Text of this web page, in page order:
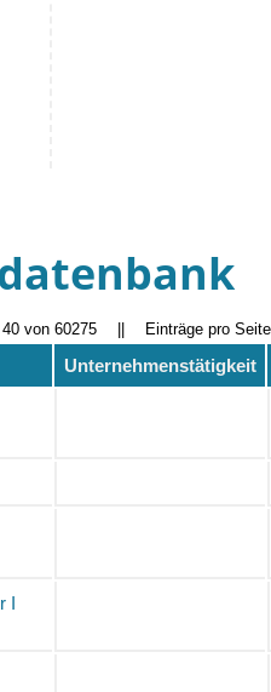
von 60275 Einträge pro
Unternehmenstätigkeit
I